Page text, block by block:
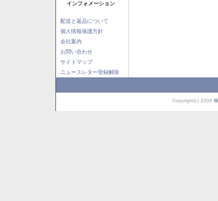
インフォメーション
配送と返品について
個人情報保護方針
会社案内
お問い合わせ
サイトマップ
ニュースレター登録解除
Copyright(c) 2008